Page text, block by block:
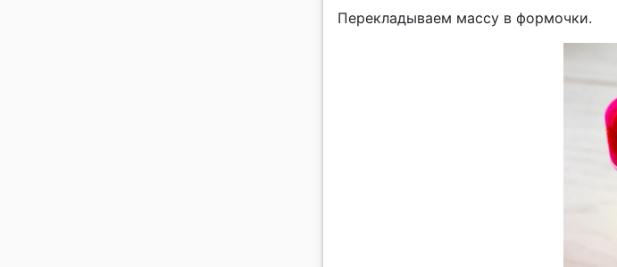
Перекладываем массу в формочки.